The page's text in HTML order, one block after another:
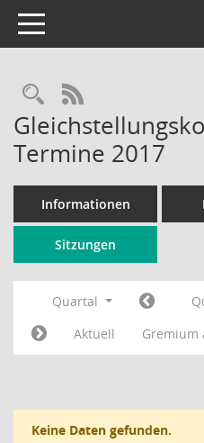
Toggle navigation
RSS-Feed
Termine 2017
Informationen
Sitzungen
Quartal
Aktuell
Gremium
Keine Daten gefunden.